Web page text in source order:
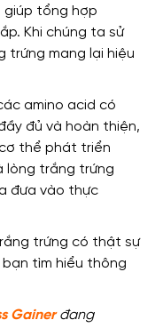
giúp tổng hợp
Khi chúng ta sử
trứng mang lại hiệu
amino acid có
đủ và hoàn thiện,
thể phát triển
lòng trắng trứng
đưa vào thực
Gainerđang